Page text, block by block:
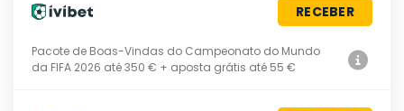
RECEBER
Pacote de Boas-Vindas do Campeonato do Mundo
da FIFA 2026 até 350 € + aposta grátis até 55 €